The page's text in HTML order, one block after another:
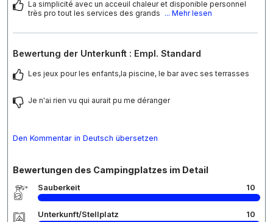
La simplicité avec un acceuil chaleur et disponible personnel
très pro tout les services des grands ... Mehr lesen
Bewertung der Unterkunft : Empl. Standard
Les jeux pour les enfants,la piscine, le bar avec ses terrasses
Je n'ai rien vu qui aurait pu me déranger
Den Kommentar in Deutsch übersetzen
Bewertungen des Campingplatzes im Detail
Sauberkeit 10
Unterkunft/Stellplatz 10